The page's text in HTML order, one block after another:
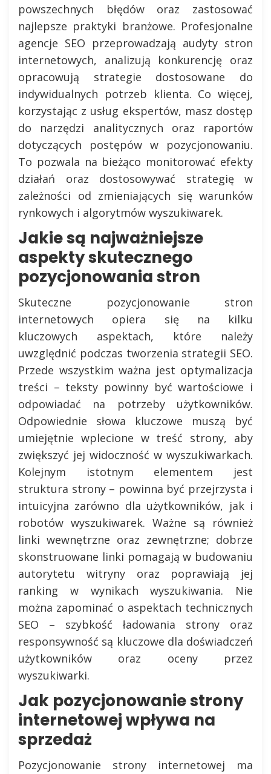
powszechnych błędów oraz zastosować
najlepsze praktyki branżowe. Profesjonalne
agencje SEO przeprowadzają audyty stron
internetowych, analizują konkurencję oraz
opracowują strategie dostosowane do
indywidualnych potrzeb klienta. Co więcej,
korzystając z usług ekspertów, masz dostęp
do narzędzi analitycznych oraz raportów
dotyczących postępów w pozycjonowaniu.
To pozwala na bieżąco monitorować efekty
działań oraz dostosowywać strategię w
zależności od zmieniających się warunków
rynkowych i algorytmów wyszukiwarek.
Jakie są najważniejsze
aspekty skutecznego
pozycjonowania stron
Skuteczne pozycjonowanie stron
internetowych opiera się na kilku
kluczowych aspektach, które należy
uwzględnić podczas tworzenia strategii SEO.
Przede wszystkim ważna jest optymalizacja
treści – teksty powinny być wartościowe i
odpowiadać na potrzeby użytkowników.
Odpowiednie słowa kluczowe muszą być
umiejętnie wplecione w treść strony, aby
zwiększyć jej widoczność w wyszukiwarkach.
Kolejnym istotnym elementem jest
struktura strony – powinna być przejrzysta i
intuicyjna zarówno dla użytkowników, jak i
robotów wyszukiwarek. Ważne są również
linki wewnętrzne oraz zewnętrzne; dobrze
skonstruowane linki pomagają w budowaniu
autorytetu witryny oraz poprawiają jej
ranking w wynikach wyszukiwania. Nie
można zapominać o aspektach technicznych
SEO – szybkość ładowania strony oraz
responsywność są kluczowe dla doświadczeń
użytkowników oraz oceny przez
wyszukiwarki.
Jak pozycjonowanie strony
internetowej wpływa na
sprzedaż
Pozycjonowanie strony internetowej ma